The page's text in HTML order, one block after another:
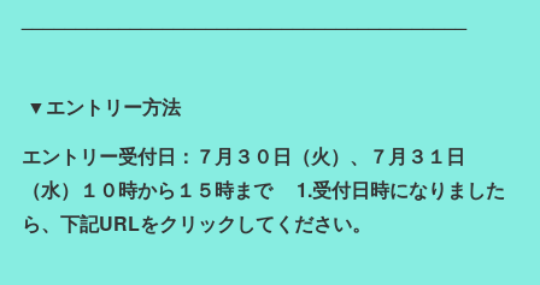
▼エントリー方法
エントリー受付日：７月３０日（火）、７月３１日
（水）１０時から１５時まで 1.受付日時になりました
ら、下記URLをクリックしてください。